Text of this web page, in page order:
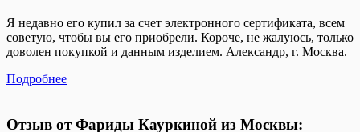
Я недавно его купил за счет электронного сертификата, всем
советую, чтобы вы его приобрели. Короче, не жалуюсь, только
доволен покупкой и данным изделием. Александр, г. Москва.
Подробнее
Отзыв от Фариды Кауркиной из Москвы: